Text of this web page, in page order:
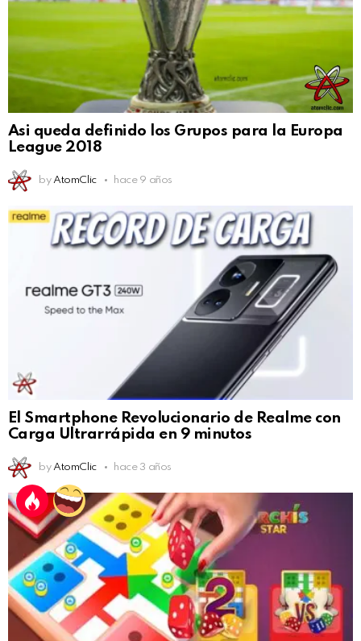
Asi queda definido los Grupos para la Europa
League 2018
by AtomClic hace 9 años
El Smartphone Revolucionario de Realme con
Carga Ultrarrápida en 9 minutos
by AtomClic hace 3 años